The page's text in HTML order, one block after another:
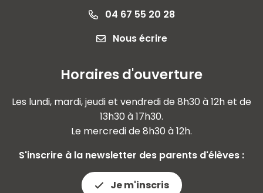
04 67 55 20 28
Nous écrire
Horaires d'ouverture
Les lundi, mardi, jeudi et vendredi de 8h30 à 12h et de
13h30 à 17h30.
Le mercredi de 8h30 à 12h.
S'inscrire à la newsletter des parents d'élèves :
Je m'inscris